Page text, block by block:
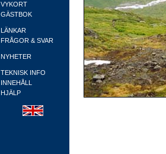
VYKORT
GÄSTBOK
LÄNKAR
FRÅGOR & SVAR
NYHETER
TEKNISK INFO
INNEHÅLL
HJÄLP